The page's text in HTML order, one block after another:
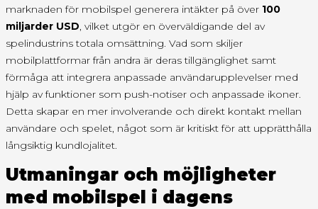
marknaden för mobilspel generera intäkter på över 100
miljarder USD, vilket utgör en överväldigande del av
spelindustrins totala omsättning. Vad som skiljer
mobilplattformar från andra är deras tillgänglighet samt
förmåga att integrera anpassade användarupplevelser med
hjälp av funktioner som push-notiser och anpassade ikoner.
Detta skapar en mer involverande och direkt kontakt mellan
användare och spelet, något som är kritiskt för att upprätthålla
långsiktig kundlojalitet.
Utmaningar och möjligheter
med mobilspel i dagens